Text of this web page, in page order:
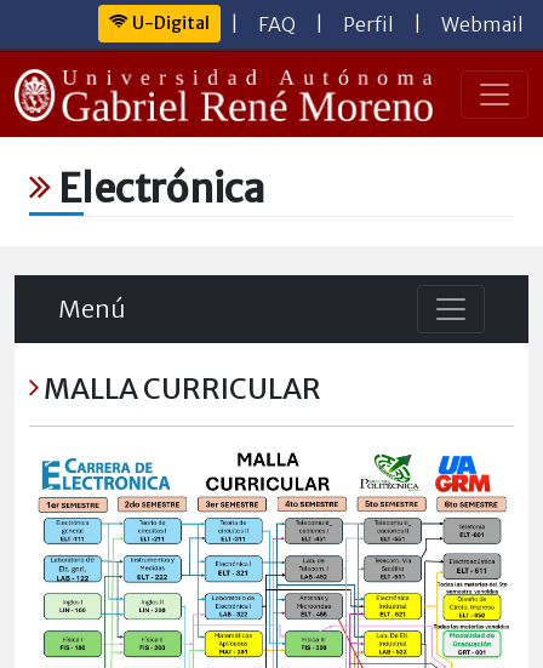
U-Digital FAQ Perfil Webmail
Electrónica
Menú
MALLA CURRICULAR